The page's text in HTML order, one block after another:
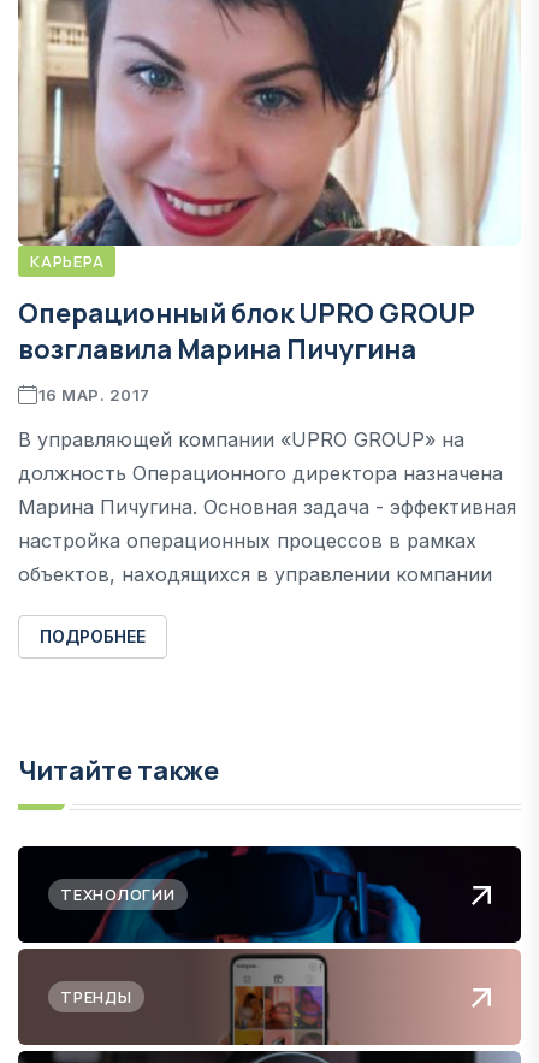
КАРЬЕРА
Операционный блок UPRO GROUP
возглавила Марина Пичугина
16 МАР. 2017
В управляющей компании «UPRO GROUP» на
должность Операционного директора назначена
Марина Пичугина. Основная задача - эффективная
настройка операционных процессов в рамках
объектов, находящихся в управлении компании
ПОДРОБНЕЕ
Читайте также
ТЕХНОЛОГИИ
ТРЕНДЫ